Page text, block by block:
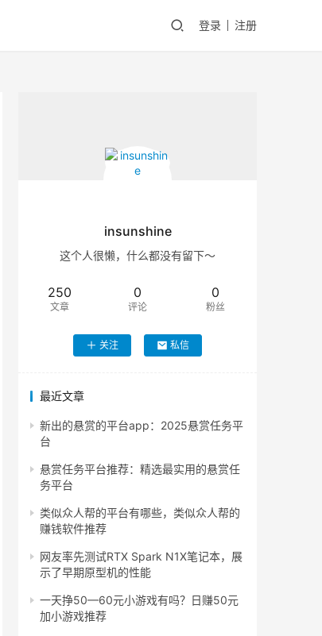
登录 注册
insunshine
这个人很懒，什么都没有留下～
250
文章
0
评论
0
粉丝
关注 私信
最近文章
新出的悬赏的平台app：2025悬赏任务平
台
悬赏任务平台推荐：精选最实用的悬赏任
务平台
类似众人帮的平台有哪些，类似众人帮的
赚钱软件推荐
网友率先测试RTX Spark N1X笔记本，展
示了早期原型机的性能
一天挣50—60元小游戏有吗？日赚50元
加小游戏推荐